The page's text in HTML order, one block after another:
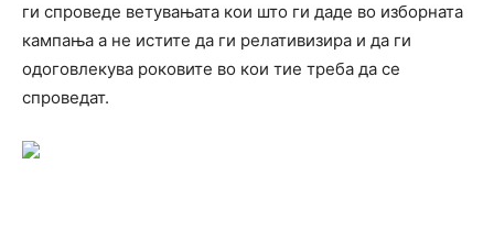
ги спроведе ветувањата кои што ги даде во изборната
кампања а не истите да ги релативизира и да ги
одоговлекува роковите во кои тие треба да се
спроведат.